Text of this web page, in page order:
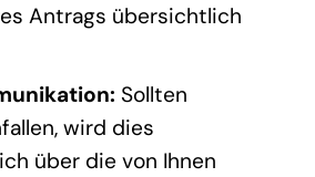
Antrags übersichtlich
Sollten
wird dies
über die von Ihnen